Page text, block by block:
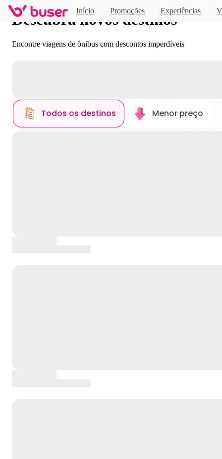
Início Promoções Experiências
Descubra novos destinos
Encontre viagens de ônibus com descontos imperdíveis
Todos os destinos Menor preço